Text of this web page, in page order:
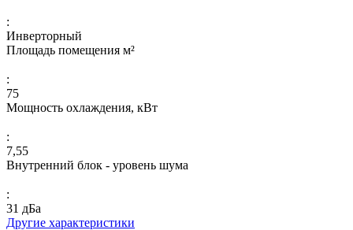
:
Инверторный
Площадь помещения м²
:
75
Мощность охлаждения, кВт
:
7,55
Внутренний блок - уровень шума
:
31 дБа
Другие характеристики